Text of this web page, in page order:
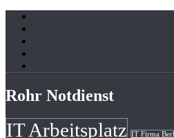
Rohr Notdienst
IT Arbeitsplatz IT Firma